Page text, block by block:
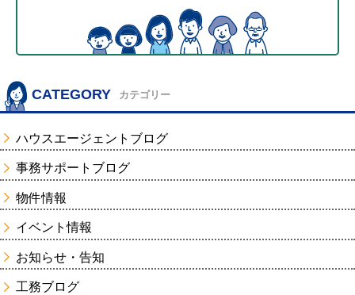
CATEGORY カテゴリー
ハウスエージェントブログ
事務サポートブログ
物件情報
イベント情報
お知らせ・告知
工務ブログ